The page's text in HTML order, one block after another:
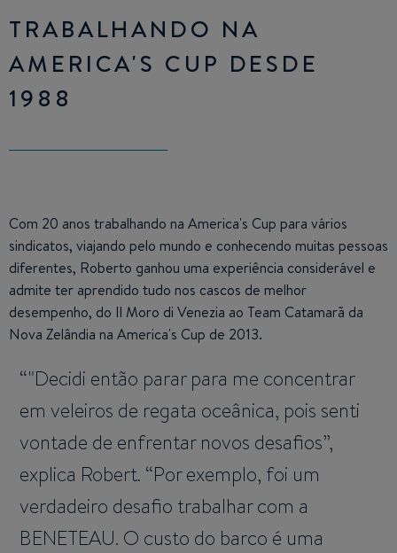
TRABALHANDO NA
AMERICA'S CUP DESDE
1988
Com 20 anos trabalhando na America's Cup para vários
sindicatos, viajando pelo mundo e conhecendo muitas pessoas
diferentes, Roberto ganhou uma experiência considerável e
admite ter aprendido tudo nos cascos de melhor
desempenho, do Il Moro di Venezia ao Team Catamarã da
Nova Zelândia na America's Cup de 2013.
"Decidi então parar para me concentrar
em veleiros de regata oceânica, pois senti
vontade de enfrentar novos desafios”,
explica Robert. “Por exemplo, foi um
verdadeiro desafio trabalhar com a
BENETEAU. O custo do barco é uma